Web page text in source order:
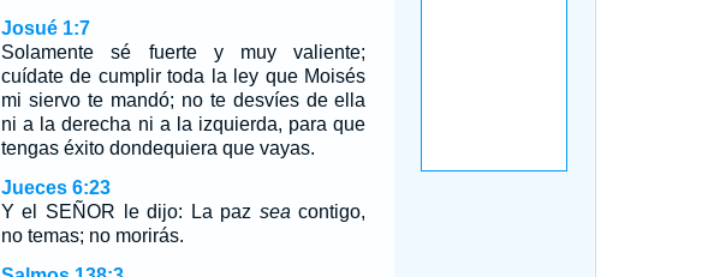
Josué 1:7
Solamente sé fuerte y muy valiente;
cuídate de cumplir toda la ley que Moisés
mi siervo te mandó; no te desvíes de ella
ni a la derecha ni a la izquierda, para que
tengas éxito dondequiera que vayas.
Jueces 6:23
Y el SEÑOR le dijo: La paz sea contigo,
no temas; no morirás.